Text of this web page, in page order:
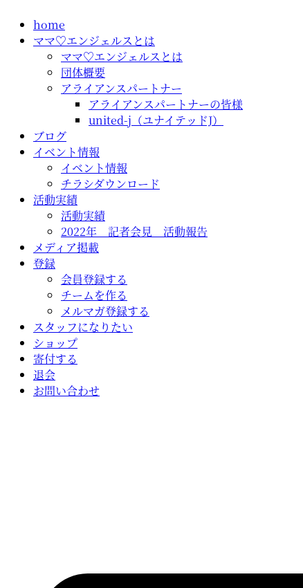
home
ママ♡エンジェルスとは
ママ♡エンジェルスとは
団体概要
アライアンスパートナー
アライアンスパートナーの皆様
united-j（ユナイテッドJ）
ブログ
イベント情報
イベント情報
チラシダウンロード
活動実績
活動実績
2022年 記者会見 活動報告
メディア掲載
登録
会員登録する
チームを作る
メルマガ登録する
スタッフになりたい
ショップ
寄付する
退会
お問い合わせ